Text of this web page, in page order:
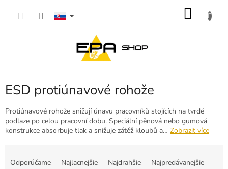
ESD protiúnavové rohože
Protiúnavové rohože snižují únavu pracovníků stojících na tvrdé
podlaze po celou pracovní dobu. Speciální pěnová nebo gumová
konstrukce absorbuje tlak a snižuje zátěž kloubů a… Zobrazit více
Odporúčame Najlacnejšie Najdrahšie Najpredávanejšie